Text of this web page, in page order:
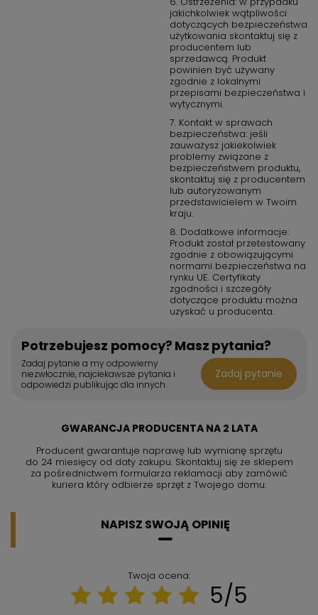
BERG BATERIA AGUILA II WW CZARNY MAT
Głowica ceramiczna 35 mm
Łatwy montaż easy fix system
System oszczędzający wodę
System odkamieniania
jakichkolwiek wątpliwości
dotyczących bezpieczeństwa
użytkowania skontaktuj się z
producentem lub
sprzedawcą. Produkt
powinien być używany
zgodnie z lokalnymi
przepisami bezpieczeństwa i
wytycznymi.
7. Kontakt w sprawach
bezpieczeństwa: jeśli
zauważysz jakiekolwiek
problemy związane z
bezpieczeństwem produktu,
skontaktuj się z producentem
lub autoryzowanym
przedstawicielem w Twoim
kraju.
8. Dodatkowe informacje:
Produkt został przetestowany
zgodnie z obowiązującymi
normami bezpieczeństwa na
rynku UE. Certyfikaty
zgodności i szczegóły
dotyczące produktu można
uzyskać u producenta.
Potrzebujesz pomocy? Masz pytania?
Zadaj pytanie a my odpowiemy
niezwłocznie, najciekawsze pytania i
odpowiedzi publikując dla innych.
Zadaj pytanie
GWARANCJA PRODUCENTA NA 2 LATA
Producent gwarantuje naprawę lub wymianę sprzętu
do 24 miesięcy od daty zakupu. Skontaktuj się ze sklepem
za pośrednictwem formularza reklamacji aby zamówić
kuriera który odbierze sprzęt z Twojego domu.
NAPISZ SWOJĄ OPINIĘ
Twoja ocena:
5/5